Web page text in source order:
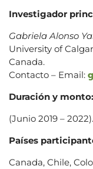
Investigador
Gabriela Alonso
University of
Canada.
Contacto – Email:
Duración y monto:
(Junio 2019 –
Países
Canada, Chile,